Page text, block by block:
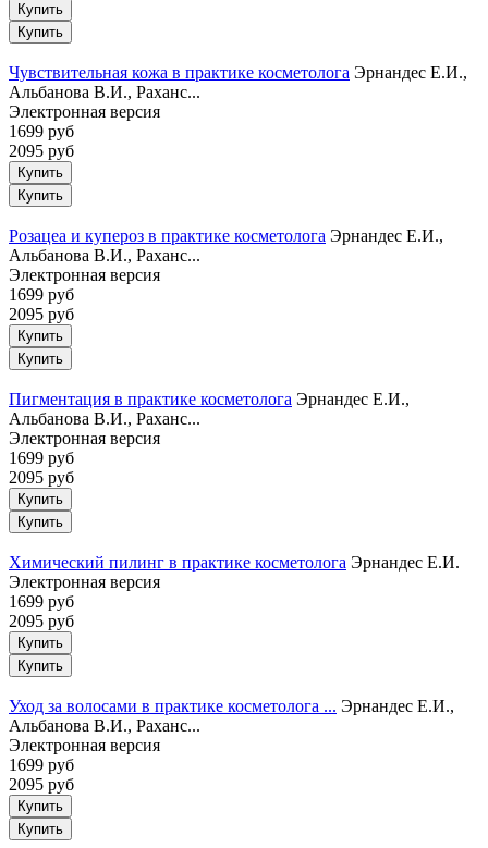
Купить
Чувствительная кожа в практике косметолога Эрнандес Е.И.,
Альбанова В.И., Раханс...
Электронная версия
1699 руб
2095 руб
Купить
Розацеа и купероз в практике косметолога Эрнандес Е.И.,
Альбанова В.И., Раханс...
Электронная версия
1699 руб
2095 руб
Купить
Пигментация в практике косметолога Эрнандес Е.И.,
Альбанова В.И., Раханс...
Электронная версия
1699 руб
2095 руб
Купить
Химический пилинг в практике косметолога Эрнандес Е.И.
Электронная версия
1699 руб
2095 руб
Купить
Уход за волосами в практике косметолога ... Эрнандес Е.И.,
Альбанова В.И., Раханс...
Электронная версия
1699 руб
2095 руб
Купить